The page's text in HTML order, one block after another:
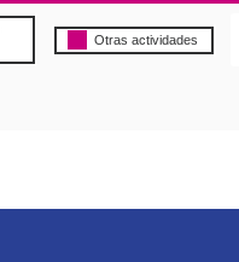
Otras actividades